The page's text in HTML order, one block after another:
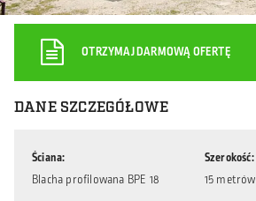
OTRZYMAJ DARMOWĄ OFERTĘ
DANE SZCZEGÓŁOWE
Ściana
Blacha profilowana BPE 18
Szerokość
15 metrów